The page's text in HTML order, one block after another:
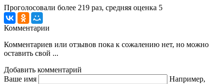
Проголосовали более 219 раз, средняя оценка 5
Комментарии
Комментариев или отзывов пока к сожалению нет, но можно
оставить свой ...
Добавить комментарий
Ваше имя
Например,